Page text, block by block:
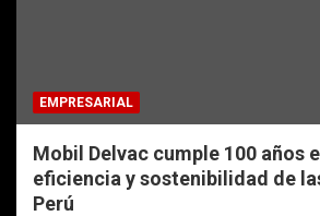
EMPRESARIAL
Mobil Delvac cumple 100 años
eficiencia y sostenibilidad de
Perú